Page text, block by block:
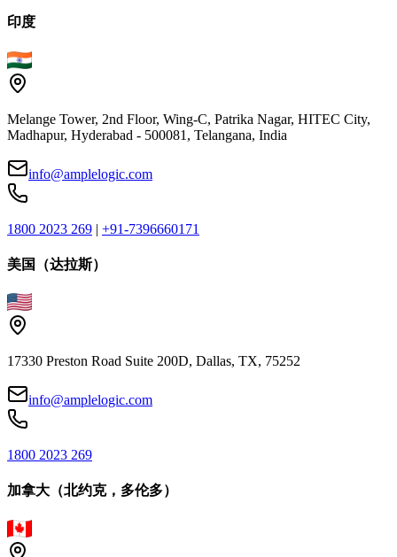
印度
Melange Tower, 2nd Floor, Wing-C, Patrika Nagar, HITEC City,
Madhapur, Hyderabad - 500081, Telangana, India
info@amplelogic.com
1800 2023 269 | +91-7396660171
美国（达拉斯）
17330 Preston Road Suite 200D, Dallas, TX, 75252
info@amplelogic.com
1800 2023 269
加拿大（北约克，多伦多）